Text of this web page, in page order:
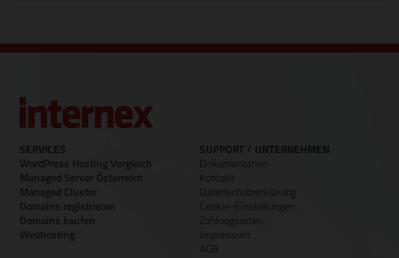
SERVICES
WordPress Hosting Vergleich
Managed Server Österreich
Managed Cluster
Domains registrieren
Domains kaufen
Webhosting
SUPPORT / UNTERNEHMEN
Dokumentation
Kontakt
Datenschutzerklärung
Cookie-Einstellungen
Zahlungsarten
Impressum
AGB